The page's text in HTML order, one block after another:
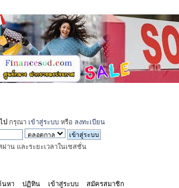
ป กรุณา เข้าสู่ระบบ หรือ ลงทะเบียน
าน และระยะเวลาในเซสชั่น
นหา ปฏิทิน เข้าสู่ระบบ สมัครสมาชิก